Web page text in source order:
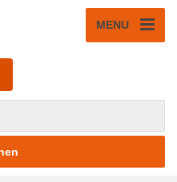
MENU